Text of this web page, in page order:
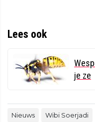
Lees ook
je ze
Nieuws Wibi Soerjadi